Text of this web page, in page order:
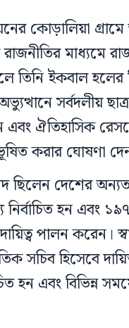
কোড়ালিয়া
মাধ্যমে
তিনি ইকবাল
সর্বদলীয়
এবং ঐতিহাসিক
করার ঘোষণা
দেশের
হন এবং
পালন করেন।
সচিব হিসেবে
হন এবং বিভিন্ন